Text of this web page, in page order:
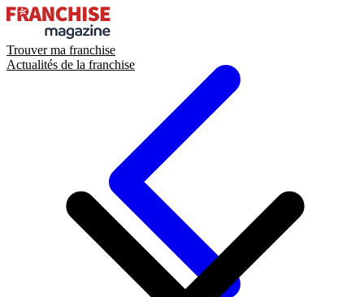
Trouver ma franchise
Actualités de la franchise